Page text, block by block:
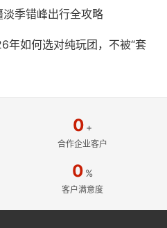
季错峰出行全攻略
年如何选对纯玩团，不被“套
0 +
合作企业客户
0 %
客户满意度